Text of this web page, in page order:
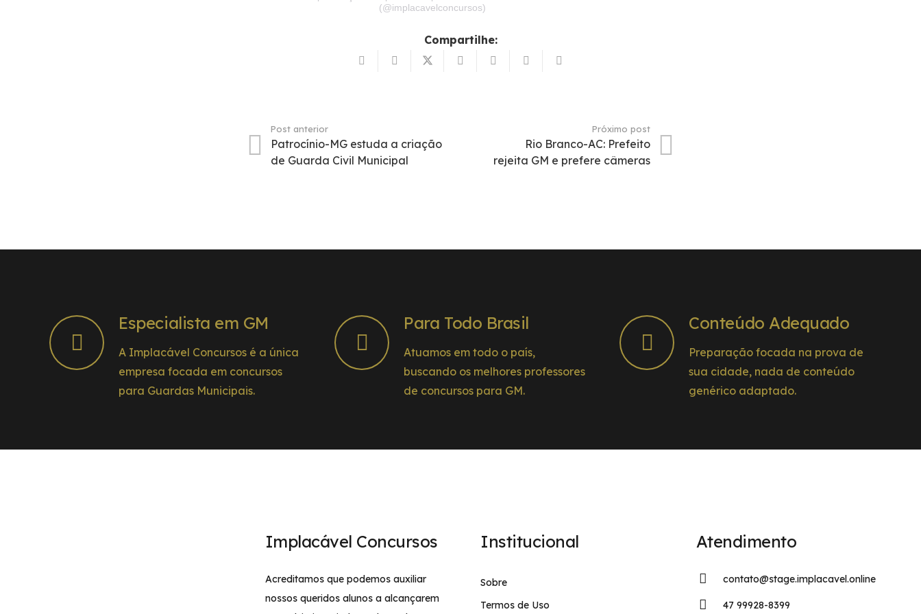
(@implacavelconcursos)
Compartilhe:
Post anterior
Patrocínio-MG estuda a criação
de Guarda Civil Municipal
Próximo post
Rio Branco-AC: Prefeito
rejeita GM e prefere câmeras
Especialista em GM
A Implacável Concursos é a única
empresa focada em concursos
para Guardas Municipais.
Para Todo Brasil
Atuamos em todo o país,
buscando os melhores professores
de concursos para GM.
Conteúdo Adequado
Preparação focada na prova de
sua cidade, nada de conteúdo
genérico adaptado.
Implacável Concursos
Acreditamos que podemos auxiliar
nossos queridos alunos a alcançarem
Institucional
Sobre
Termos de Uso
Atendimento
contato@stage.implacavel.online
47 99928-8399